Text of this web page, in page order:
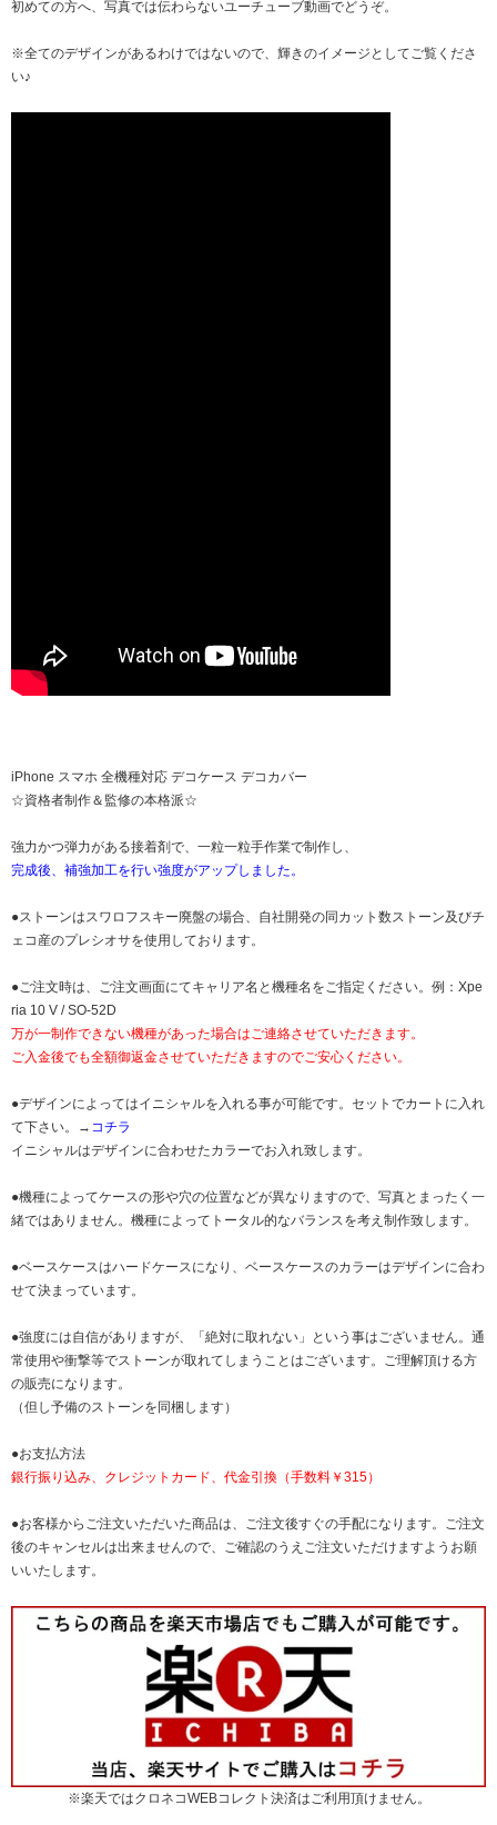
初めての方へ、写真では伝わらないユーチューブ動画でどうぞ。
※全てのデザインがあるわけではないので、輝きのイメージとしてご覧くださ
い♪
iPhone スマホ 全機種対応 デコケース デコカバー
☆資格者制作＆監修の本格派☆
強力かつ弾力がある接着剤で、一粒一粒手作業で制作し、
完成後、補強加工を行い強度がアップしました。
●ストーンはスワロフスキー廃盤の場合、自社開発の同カット数ストーン及びチ
ェコ産のプレシオサを使用しております。
●ご注文時は、ご注文画面にてキャリア名と機種名をご指定ください。例：Xpe
ria 10 V / SO-52D
万が一制作できない機種があった場合はご連絡させていただきます。
ご入金後でも全額御返金させていただきますのでご安心ください。
●デザインによってはイニシャルを入れる事が可能です。セットでカートに入れ
て下さい。→ コチラ
イニシャルはデザインに合わせたカラーでお入れ致します。
●機種によってケースの形や穴の位置などが異なりますので、写真とまったく一
緒ではありません。機種によってトータル的なバランスを考え制作致します。
●ベースケースはハードケースになり、ベースケースのカラーはデザインに合わ
せて決まっています。
●強度には自信がありますが、「絶対に取れない」という事はございません。通
常使用や衝撃等でストーンが取れてしまうことはございます。ご理解頂ける方
の販売になります。
（但し予備のストーンを同梱します）
●お支払方法
銀行振り込み、クレジットカード、代金引換（手数料￥315）
●お客様からご注文いただいた商品は、ご注文後すぐの手配になります。ご注文
後のキャンセルは出来ませんので、ご確認のうえご注文いただけますようお願
いいたします。
※楽天ではクロネコWEBコレクト決済はご利用頂けません。